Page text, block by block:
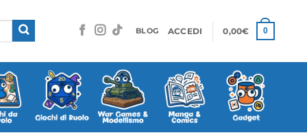
BLOG ACCEDI 0,00€ 0